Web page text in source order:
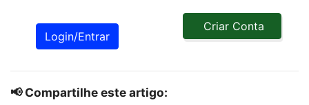
Login/Entrar
Criar Conta
📢 Compartilhe este artigo: